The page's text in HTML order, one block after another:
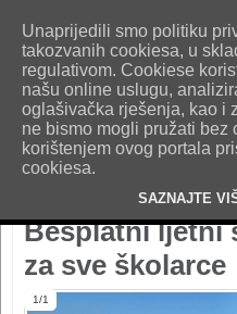
O nama Kontakt
Pošaljite nam vijest!
Besplatni ljetni
za sve školarce
1/1
Unaprijedili smo politiku
takozvanih cookiesa, u
regulativom. Cookiese
našu online uslugu,
oglašivačka rješenja, kao i
ne bismo mogli pružati bez
korištenjem ovog portala
cookiesa.
SAZNAJTE